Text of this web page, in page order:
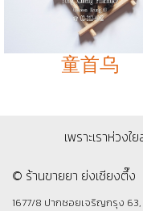
童首乌
เพราะเราห่ว
© ร้านขายยา ย่งเชียงตึ๊ง
1677/8 ปากซอยเจริญกรุง